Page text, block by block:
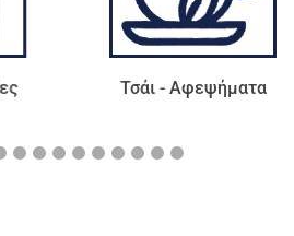
Τσάι - Αφεψήματα